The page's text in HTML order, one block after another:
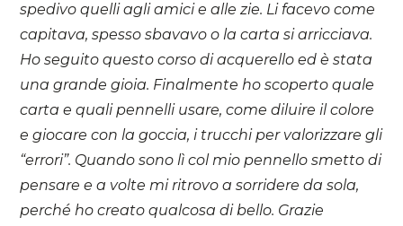
spedivo quelli agli amici e alle zie. Li facevo come
capitava, spesso sbavavo o la carta si arricciava.
Ho seguito questo corso di acquerello ed è stata
una grande gioia. Finalmente ho scoperto quale
carta e quali pennelli usare, come diluire il colore
e giocare con la goccia, i trucchi per valorizzare gli
“errori”. Quando sono lì col mio pennello smetto di
pensare e a volte mi ritrovo a sorridere da sola,
perché ho creato qualcosa di bello. Grazie